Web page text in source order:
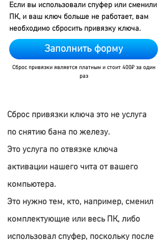
Если вы использовали спуфер или сменили
ПК, и ваш ключ больше не работает, вам
необходимо сбросить привязку ключа.
Заполнить форму
Сброс привязки является платным и стоит 400₽за один
раз
​Сброс привязки ключа это не услуга
по снятию бана по железу.
Это услуга по отвязке ключа
активации нашего чита от вашего
компьютера.
Это нужно тем, кто, например, сменил
комплектующие или весь ПК, либо
использовал спуфер, поскольку после